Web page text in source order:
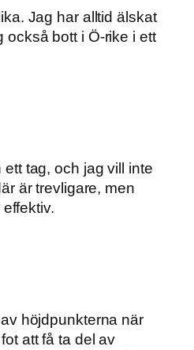
Jag har alltid älskat
också bott i Ö-rike i ett
tag, och jag vill inte
är trevligare, men
höjdpunkterna när
att få ta del av